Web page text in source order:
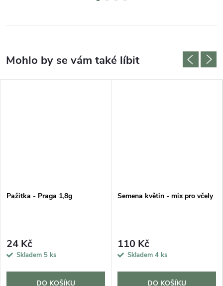
Pažitka - Praga 1,8g
24 Kč
Skladem 5 ks
DO KOŠÍKU
Semena květin - mix pro včely
110 Kč
Skladem 4 ks
DO KOŠÍKU